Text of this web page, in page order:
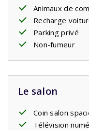
beaucoup d'espace
pourrontjouer.
Votre séjour
Animaux de
Recharge
Parking privé
Non-fumeur
Le salon
Coin salon
Télévision